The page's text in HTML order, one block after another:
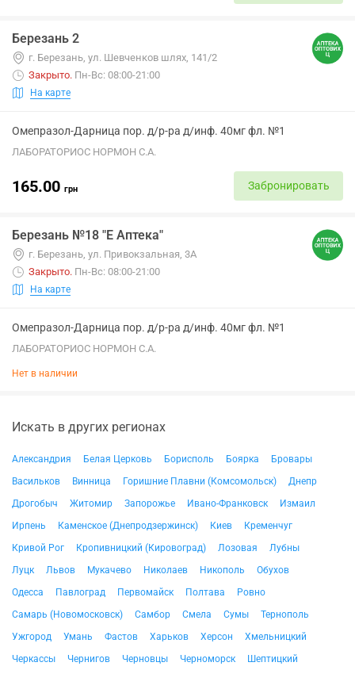
Березань 2
г. Березань, ул. Шевченков шлях, 141/2
Закрыто. Пн-Вс: 08:00-21:00
На карте
Омепразол-Дарница пор. д/р-ра д/инф. 40мг фл. №1
ЛАБОРАТОРИОС НОРМОН С.А.
165.00 грн Забронировать
Березань №18 "Е Аптека"
г. Березань, ул. Привокзальная, 3А
Закрыто. Пн-Вс: 08:00-21:00
На карте
Омепразол-Дарница пор. д/р-ра д/инф. 40мг фл. №1
ЛАБОРАТОРИОС НОРМОН С.А.
Нет в наличии
Искать в других регионах
Александрия Белая Церковь Борисполь Боярка
Бровары
Васильков
Винница Горишние Плавни (Комсомольск)
Днепр
Дрогобыч
Житомир Запорожье Ивано-Франковск
Измаил
Ирпень
Каменское (Днепродзержинск) Киев
Кременчуг
Кривой Рог
Кропивницкий (Кировоград) Лозовая
Лубны
Луцк
Львов Мукачево Николаев Никополь
Обухов
Одесса
Павлоград Первомайск Полтава
Ровно
Самарь (Новомосковск)
Самбор Смела Сумы
Тернополь
Ужгород
Умань Фастов Харьков Херсон
Хмельницкий
Черкассы
Чернигов Черновцы Черноморск Шептицкий